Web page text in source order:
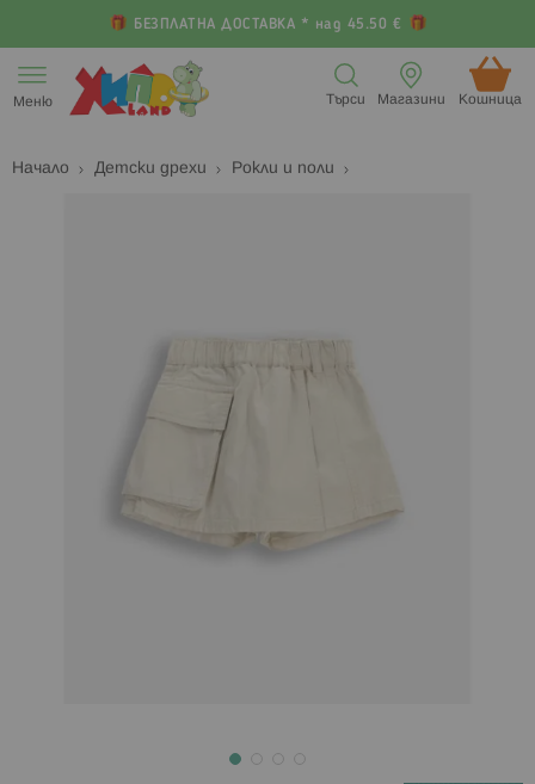
БЕЗПЛАТНА ДОСТАВКА * над 45.50 €
към
съдържанието
Меню Кошница (
Магазини
Търси
Начало Детски дрехи Рокли и поли